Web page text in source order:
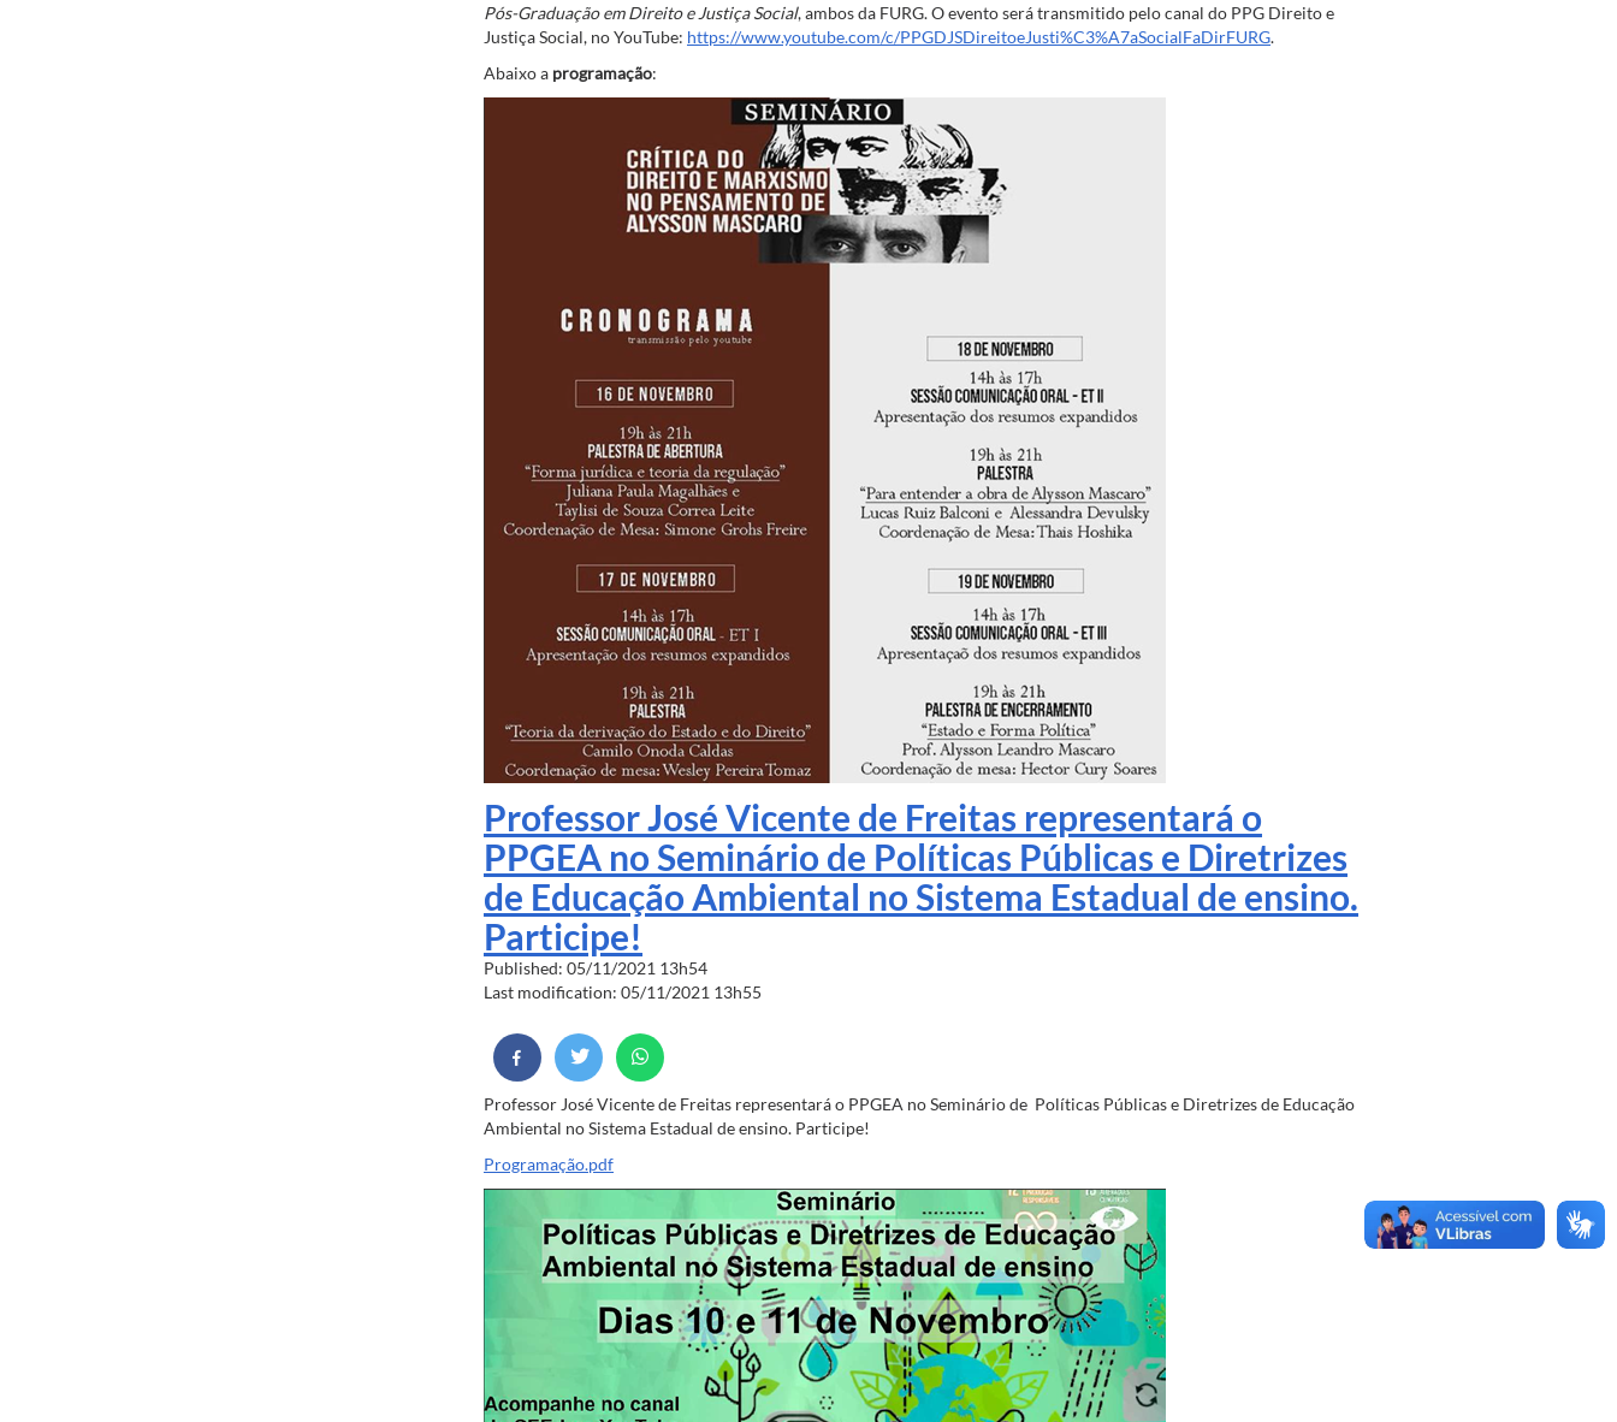
Pós-Graduação em Direito e Justiça Social, ambos da FURG. O evento será transmitido pelo canal do PPG Direito e
Justiça Social, no YouTube: https://www.youtube.com/c/PPGDJSDireitoeJusti%C3%A7aSocialFaDirFURG.
Abaixo a programação:
Professor José Vicente de Freitas representará o
PPGEA no Seminário de Políticas Públicas e Diretrizes
de Educação Ambiental no Sistema Estadual de ensino.
Participe!
Published: 05/11/2021 13h54
Last modification: 05/11/2021 13h55
Professor José Vicente de Freitas representará o PPGEA no Seminário de Políticas Públicas e Diretrizes de Educação
Ambiental no Sistema Estadual de ensino. Participe!
Programação.pdf